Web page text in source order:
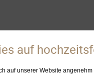
ALPE OSTERBERG